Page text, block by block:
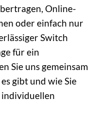
Online-
oder einfach nur
Switch
für ein
Sie uns gemeinsam
gibt und wie Sie